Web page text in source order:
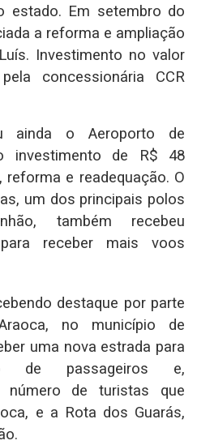
estado. Em setembro do
a reforma e ampliação
Investimento no valor
concessionária CCR
ainda o Aeroporto de
investimento de R$ 48
e readequação. O
um dos principais polos
também recebeu
receber mais voos
destaque por parte
no município de
uma nova estrada para
de passageiros e,
número de turistas que
e a Rota dos Guarás,